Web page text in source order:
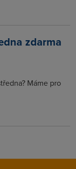
zdarma
Máme pro